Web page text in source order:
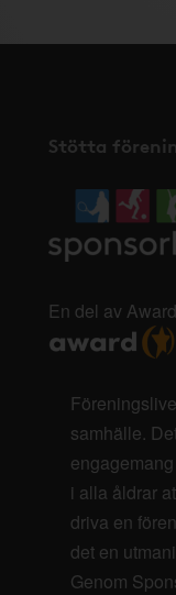
Stötta
En del av
samhälle.
i alla åldrar
driva en
det en
Genom